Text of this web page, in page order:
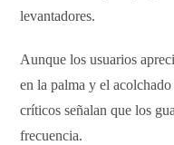
levantadores.
Aunque los usuarios
en la palma y el
críticos señalan que los
frecuencia.